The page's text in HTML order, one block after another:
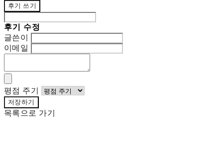
후기 쓰기
후기 수정
글쓴이
이메일
평점 주기
저장하기
목록으로 가기